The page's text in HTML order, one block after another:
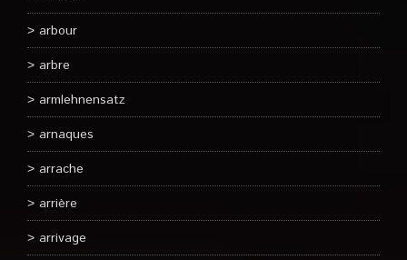
arbour
arbre
armlehnensatz
arnaques
arrache
arrière
arrivage